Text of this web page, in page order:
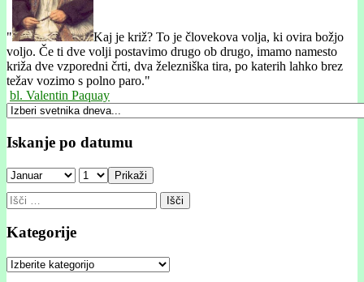
"
Kaj je križ? To je človekova volja, ki ovira božjo
voljo. Če ti dve volji postavimo drugo ob drugo, imamo namesto
križa dve vzporedni črti, dva železniška tira, po katerih lahko brez
težav vozimo s polno paro."
bl. Valentin Paquay
Iskanje po datumu
Prikaži
Išči:
Kategorije
Kategorije